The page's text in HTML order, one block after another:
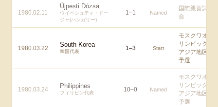
1980.02.11
Újpesti Dózsa
ウイペシュティ・ドー
ジャ(ハンガリー)
1–1 Named
国際親善試
合
1980.03.22 South Korea
韓国代表 1–3 Start
モスクワオ
リンピック
アジア地区
予選
1980.03.24 Philippines
フィリピン代表 10–0 Named
モスクワオ
リンピック
アジア地区
予選